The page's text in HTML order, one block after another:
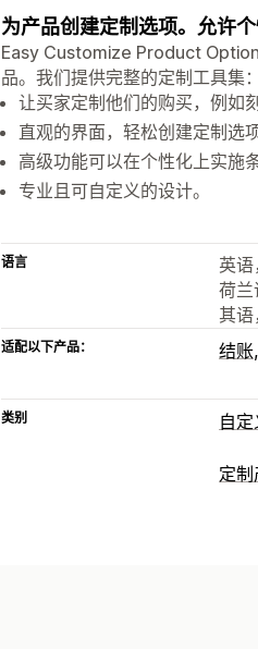
为产品创建定制选项。允许
Easy Customize Product
品。我们提供完整的定制工具集
让买家定制他们的购买，例如
直观的界面，轻松创建定制选项
高级功能可以在个性化上实施
专业且可自定义的设计。
语言
英语
荷兰
其语
适配以下产品： 结账
类别 自
文件
定